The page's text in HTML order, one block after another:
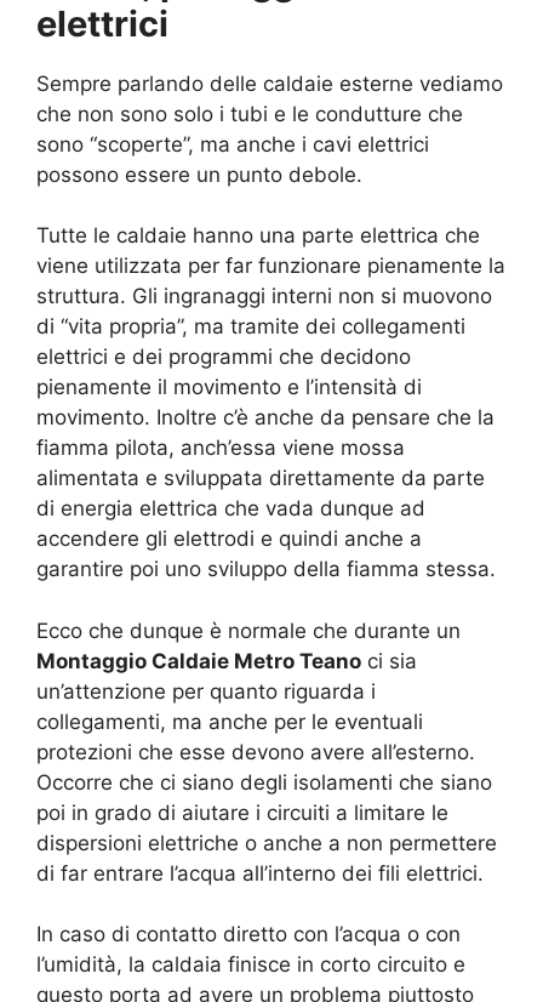
elettrici
Sempre parlando delle caldaie esterne vediamo
che non sono solo i tubi e le condutture che
sono “scoperte”, ma anche i cavi elettrici
possono essere un punto debole.
Tutte le caldaie hanno una parte elettrica che
viene utilizzata per far funzionare pienamente la
struttura. Gli ingranaggi interni non si muovono
di “vita propria”, ma tramite dei collegamenti
elettrici e dei programmi che decidono
pienamente il movimento e l’intensità di
movimento. Inoltre c’è anche da pensare che la
fiamma pilota, anch’essa viene mossa
alimentata e sviluppata direttamente da parte
di energia elettrica che vada dunque ad
accendere gli elettrodi e quindi anche a
garantire poi uno sviluppo della fiamma stessa.
Ecco che dunque è normale che durante un
Montaggio Caldaie Metro Teano ci sia
un’attenzione per quanto riguarda i
collegamenti, ma anche per le eventuali
protezioni che esse devono avere all’esterno.
Occorre che ci siano degli isolamenti che siano
poi in grado di aiutare i circuiti a limitare le
dispersioni elettriche o anche a non permettere
di far entrare l’acqua all’interno dei fili elettrici.
In caso di contatto diretto con l’acqua o con
l’umidità, la caldaia finisce in corto circuito e
questo porta ad avere un problema piuttosto